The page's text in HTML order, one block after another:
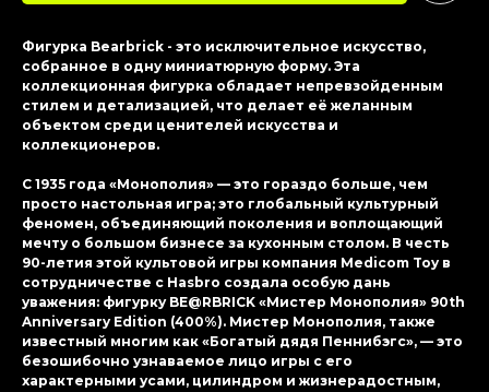
Фигурка Bearbrick - это исключительное искусство,
собранное в одну миниатюрную форму. Эта
коллекционная фигурка обладает непревзойденным
стилем и детализацией, что делает её желанным
объектом среди ценителей искусства и
коллекционеров.
С 1935 года «Монополия» — это гораздо больше, чем
просто настольная игра; это глобальный культурный
феномен, объединяющий поколения и воплощающий
мечту о большом бизнесе за кухонным столом. В честь
90-летия этой культовой игры компания Medicom Toy в
сотрудничестве с Hasbro создала особую дань
уважения: фигурку BE@RBRICK «Мистер Монополия» 90th
Anniversary Edition (400%). Мистер Монополия, также
известный многим как «Богатый дядя Пеннибэгс», — это
безошибочно узнаваемое лицо игры с его
характерными усами, цилиндром и жизнерадостным,